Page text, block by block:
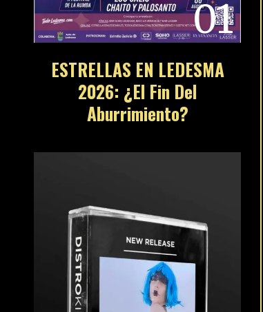
01
ESTRELLAS EN LEDESMA
2026: ¿El Fin Del
Aburrimiento?